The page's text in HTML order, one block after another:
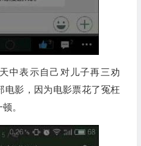
中表示自己对儿子再三劝
电影，因为电影票花了冤枉
。